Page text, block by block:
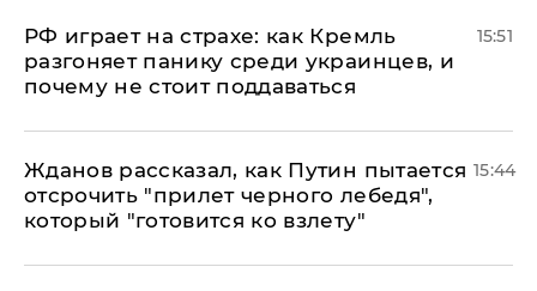
РФ играет на страхе: как Кремль
разгоняет панику среди украинцев, и
почему не стоит поддаваться
15:51
Жданов рассказал, как Путин пытается
отсрочить "прилет черного лебедя",
который "готовится ко взлету"
15:44